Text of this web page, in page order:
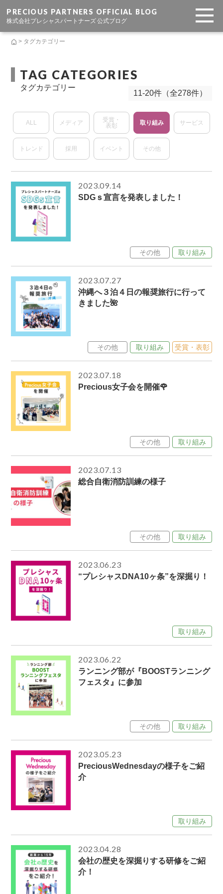
PRECIOUS PARTNERS OFFICIAL BLOG
株式会社プレシャスパートナーズ 公式ブログ
> タグカテゴリー
TAG CATEGORIES
タグカテゴリー
11-20件（全278件）
ALL メディア
受賞・
表彰
取り組み サービス
トレンド 採用 イベント その他
2023.09.14
SDGｓ宣言を発表しました！
その他 取り組み
2023.07.27
沖縄へ３泊４日の報奨旅行に行って
きました🌺
その他 取り組み 受賞・表彰
2023.07.18
Precious女子会を開催🌹
その他 取り組み
2023.07.13
総合自衛消防訓練の様子
その他 取り組み
2023.06.23
“プレシャスDNA10ヶ条”を深掘り！
取り組み
2023.06.22
ランニング部が『BOOSTランニング
フェスタ』に参加
その他 取り組み
2023.05.23
PreciousWednesdayの様子をご紹
介
取り組み
2023.04.28
会社の歴史を深掘りする研修をご紹
介！